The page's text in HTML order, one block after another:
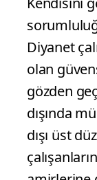
Diyanet
olan
gözden
dışında
dışı üst